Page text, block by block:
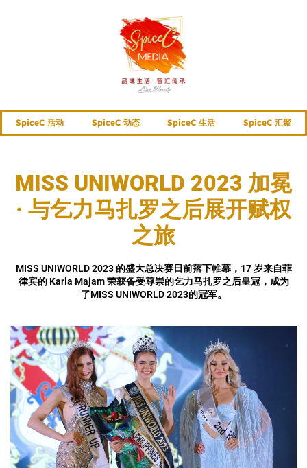
SpiceC 活动 SpiceC 动态 SpiceC 生活 SpiceC 汇聚
MISS UNIWORLD 2023 加冕
· 与乞力马扎罗之后展开赋权
之旅
MISS UNIWORLD 2023 的盛大总决赛日前落下帷幕，17 岁来自菲
律宾的 Karla Majam 荣获备受尊崇的乞力马扎罗之后皇冠，成为
了MISS UNIWORLD 2023的冠军。